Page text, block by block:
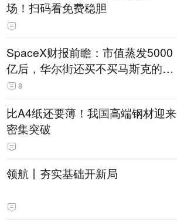
场！扫码看免费稳胆
SpaceX财报前瞻：市值蒸发5000
亿后，华尔街还买不买马斯克的
账？
8
比A4纸还要薄！我国高端钢材迎来
密集突破
领航丨夯实基础开新局